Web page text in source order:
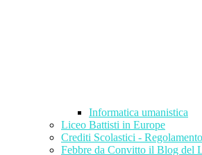
Informatica umanistica
Liceo Battisti in Europe
Crediti Scolastici -
Febbre da Convitto il Blog del